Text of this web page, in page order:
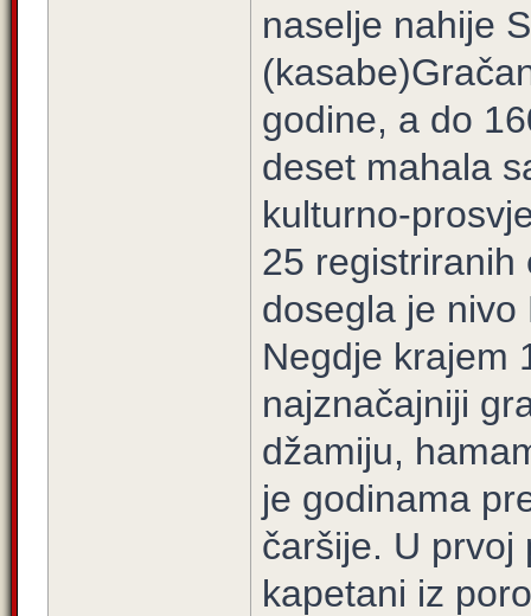
naselje nahije
godine, a do
deset mahala
kulturno-
25 registriranih
dosegla je nivo
Negdje krajem
najznačajniji
džamiju,
je godinama
čaršije. U prvoj
kapetani iz